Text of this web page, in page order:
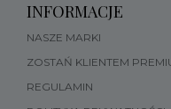
INFORMACJE
NASZE MARKI
ZOSTAŃ KLIENTEM
REGULAMIN